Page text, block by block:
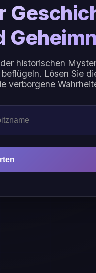
historischen
Lösen Sie
verborgene